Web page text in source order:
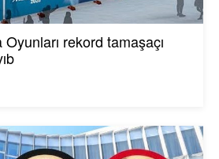
rekord tamaşaçı